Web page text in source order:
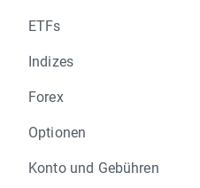
ETFs
Indizes
Forex
Optionen
Konto und Gebühren